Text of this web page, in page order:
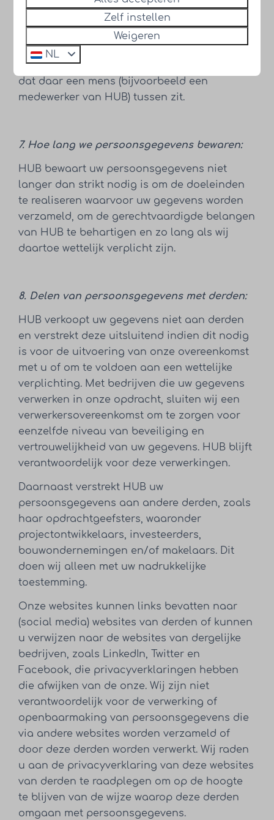
over zaken die (aanzienlijke) gevolgen kunnen
hebben voor personen. Het gaat hier om
besluiten die worden genomen door
computerprogramma’s of -systemen zonder
dat daar een mens (bijvoorbeeld een
medewerker van HUB) tussen zit.
7. Hoe lang we persoonsgegevens bewaren:
HUB bewaart uw persoonsgegevens niet
langer dan strikt nodig is om de doeleinden
te realiseren waarvoor uw gegevens worden
verzameld, om de gerechtvaardigde belangen
van HUB te behartigen en zo lang als wij
daartoe wettelijk verplicht zijn.
8. Delen van persoonsgegevens met derden:
HUB verkoopt uw gegevens niet aan derden
en verstrekt deze uitsluitend indien dit nodig
is voor de uitvoering van onze overeenkomst
met u of om te voldoen aan een wettelijke
verplichting. Met bedrijven die uw gegevens
verwerken in onze opdracht, sluiten wij een
verwerkersovereenkomst om te zorgen voor
eenzelfde niveau van beveiliging en
vertrouwelijkheid van uw gegevens. HUB blijft
verantwoordelijk voor deze verwerkingen.
Daarnaast verstrekt HUB uw
persoonsgegevens aan andere derden, zoals
haar opdrachtgeefsters, waaronder
projectontwikkelaars, investeerders,
bouwondernemingen en/of makelaars. Dit
doen wij alleen met uw nadrukkelijke
toestemming.
Onze websites kunnen links bevatten naar
(social media) websites van derden of kunnen
u verwijzen naar de websites van dergelijke
bedrijven, zoals LinkedIn, Twitter en
Facebook, die privacyverklaringen hebben
die afwijken van de onze. Wij zijn niet
verantwoordelijk voor de verwerking of
openbaarmaking van persoonsgegevens die
via andere websites worden verzameld of
door deze derden worden verwerkt. Wij raden
u aan de privacyverklaring van deze websites
van derden te raadplegen om op de hoogte
te blijven van de wijze waarop deze derden
omgaan met persoonsgegevens.
Zelf instellen
Weigeren
NL